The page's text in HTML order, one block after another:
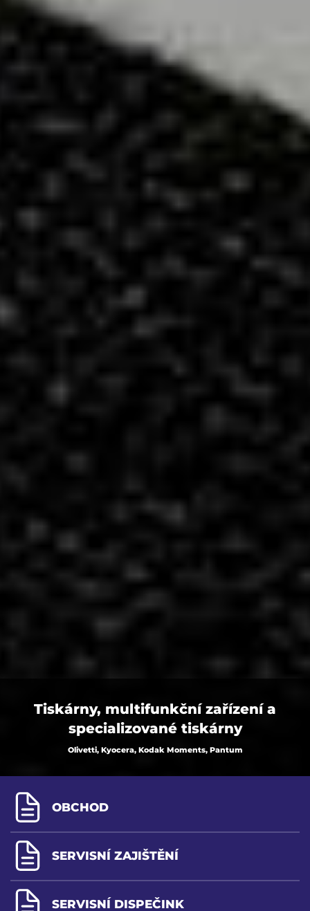
Tiskárny, multifunkční zařízení a
specializované tiskárny
Olivetti, Kyocera, Kodak Moments, Pantum
OBCHOD
SERVISNÍ ZAJIŠTĚNÍ
SERVISNÍ DISPEČINK